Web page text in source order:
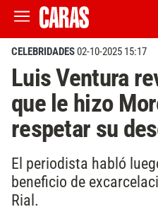
CELEBRIDADES02-10-2025 15:17
Luis Ventura
que le hizo
respetar su
El periodista habló
beneficio de
Rial.